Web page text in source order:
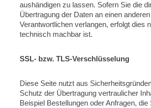
aushändigen zu lassen. Sofern Sie die
Übertragung der Daten an einen anderen
Verantwortlichen verlangen, erfolgt dies
technisch machbar ist.
SSL- bzw. TLS-Verschlüsselung
Diese Seite nutzt aus
Schutz der Übertragung vertraulicher
Beispiel Bestellungen oder Anfragen, die